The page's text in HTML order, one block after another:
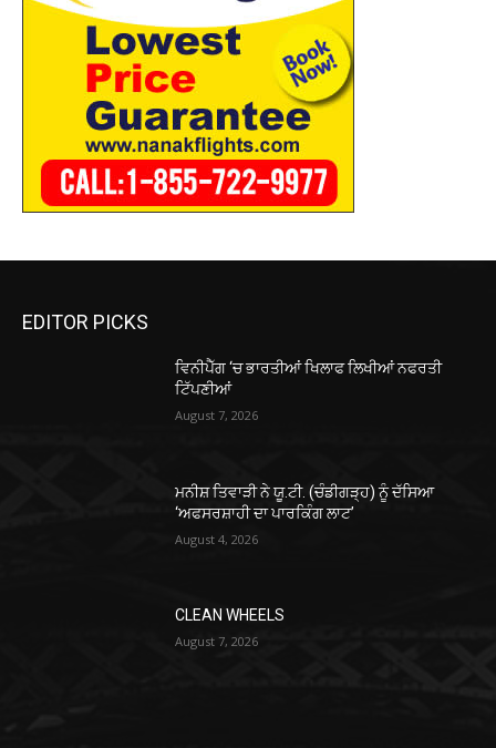
EDITOR PICKS
ਵਿਨੀਪੈੱਗ ‘ਚ ਭਾਰਤੀਆਂ ਖਿਲਾਫ ਲਿਖੀਆਂ ਨਫਰਤੀ
ਟਿੱਪਣੀਆਂ
August 7, 2026
ਮਨੀਸ਼ ਤਿਵਾੜੀ ਨੇ ਯੂ.ਟੀ. (ਚੰਡੀਗੜ੍ਹ) ਨੂੰ ਦੱਸਿਆ
‘ਅਫਸਰਸ਼ਾਹੀ ਦਾ ਪਾਰਕਿੰਗ ਲਾਟ’
August 4, 2026
CLEAN WHEELS
August 7, 2026